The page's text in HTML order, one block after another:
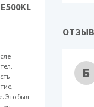
Б
Это был